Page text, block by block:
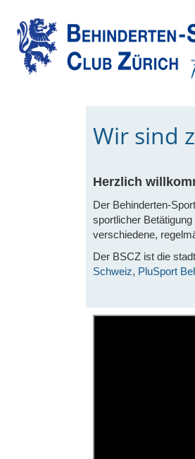
Wir sind
Herzlich
Der Behinderten-
sportlicher
verschiedene,
Der BSCZ ist die
Schweiz, PluSport